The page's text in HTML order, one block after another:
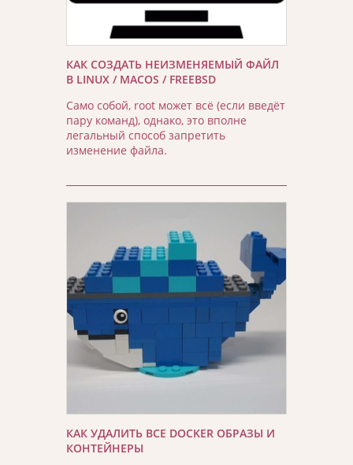
КАК СОЗДАТЬ НЕИЗМЕНЯЕМЫЙ ФАЙЛ
В LINUX / MACOS / FREEBSD
Само собой, root может всё (если введёт
пару команд), однако, это вполне
легальный способ запретить
изменение файла.
КАК УДАЛИТЬ ВСЕ DOCKER ОБРАЗЫ И
КОНТЕЙНЕРЫ